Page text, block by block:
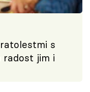
s
radost jim i